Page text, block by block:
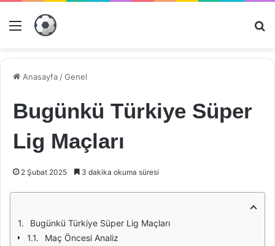
Menü
Anasayfa /Genel
Bugünkü Türkiye Süper
Lig Maçları
2 Şubat 2025 3 dakika okuma süresi
Bugünkü Türkiye Süper Lig Maçları
Maç Öncesi Analiz